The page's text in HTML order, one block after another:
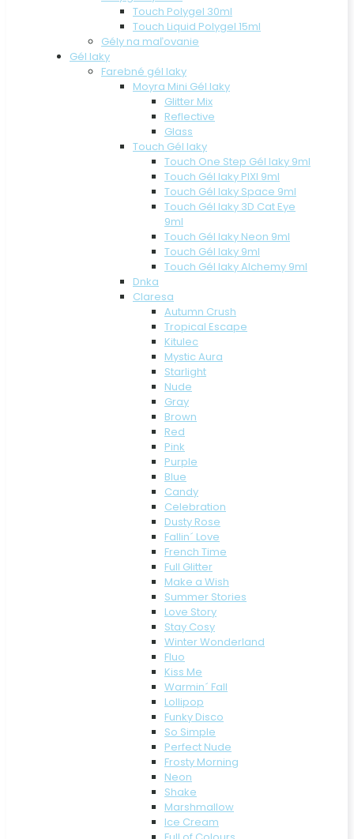
Touch Polygel 30ml
Touch Liquid Polygel 15ml
Gély na maľovanie
Gél laky
Farebné gél laky
Moyra Mini Gél laky
Glitter Mix
Reflective
Glass
Touch Gél laky
Touch One Step Gél laky 9ml
Touch Gél laky PIXI 9ml
Touch Gél laky Space 9ml
Touch Gél laky 3D Cat Eye
9ml
Touch Gél laky Neon 9ml
Touch Gél laky 9ml
Touch Gél laky Alchemy 9ml
Dnka
Claresa
Autumn Crush
Tropical Escape
Kitulec
Mystic Aura
Starlight
Nude
Gray
Brown
Red
Pink
Purple
Blue
Candy
Celebration
Dusty Rose
Fallin´ Love
French Time
Full Glitter
Make a Wish
Summer Stories
Love Story
Stay Cosy
Winter Wonderland
Fluo
Kiss Me
Warmin´ Fall
Lollipop
Funky Disco
So Simple
Perfect Nude
Frosty Morning
Neon
Shake
Marshmallow
Ice Cream